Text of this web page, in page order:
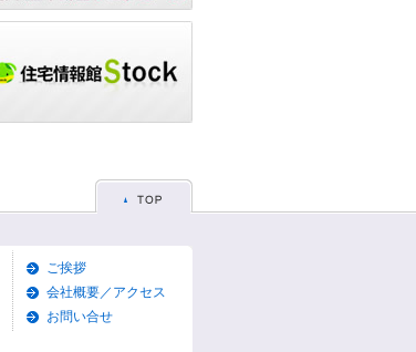
☆京都市東山区賃貸お得
2015/05/26
な1Ｋマンション☆
物件☆
2015/05/19
☆京都市左京区賃貸築浅1
Ｋマンション☆
2015/05/17
ご挨拶
会社概要／アクセス
お問い合せ